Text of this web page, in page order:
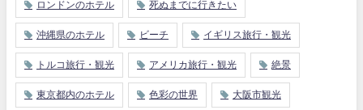
ロンドンのホテル 死ぬまでに行きたい
沖縄県のホテル ビーチ イギリス旅行・観光
トルコ旅行・観光 アメリカ旅行・観光 絶景
東京都内のホテル 色彩の世界 大阪市観光